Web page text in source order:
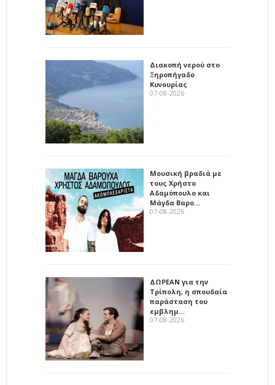
Διακοπή νερού στο
Ξηροπήγαδο
Κυνουρίας
07-08-2026
Μουσική βραδιά με
τους Χρήστο
Αδαμόπουλο και
Μάγδα Βαρο…
07-08-2026
ΔΩΡΕΑΝ για την
Τρίπολη, η σπουδαία
παράσταση του
εμβλημ…
07-08-2026